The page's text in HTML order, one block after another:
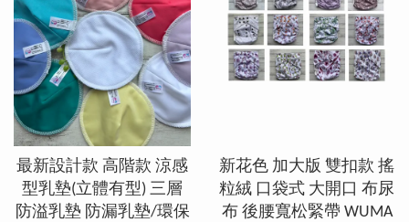
最新設計款 高階款 涼感
型乳墊(立體有型) 三層
防溢乳墊 防漏乳墊/環保
新花色 加大版 雙扣款 搖
粒絨 口袋式 大開口 布尿
布 後腰寬松緊帶 WUMA